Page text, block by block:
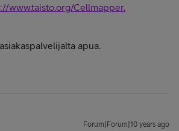
www.taisto.org/Cellmapper.
apua.
Forum|Forum|10 years ago